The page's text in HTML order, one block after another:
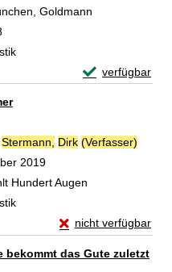
Goldmann
verfügbar
Exemplar-
Stermann, Dirk (Verfasser)
2019
Hundert Augen
nicht verfügbar
Exemplar-Details
bekommt das Gute zuletzt